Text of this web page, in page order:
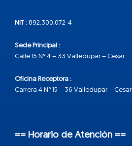
NIT : 892.300.072-4
Sede Principal :
Calle 15 N° 4 – 33 Valledupar – Cesar
Oficina Receptora :
Carrera 4 N° 15 – 36 Valledupar – Cesar
== Horario de Atención ==